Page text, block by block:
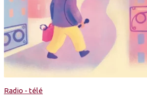
Radio - télé